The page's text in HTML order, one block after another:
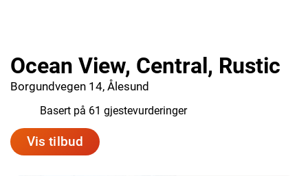
Ocean View, Central, Rustic
Borgundvegen 14, Ålesund
Basert på 61 gjestevurderinger
Vis tilbud